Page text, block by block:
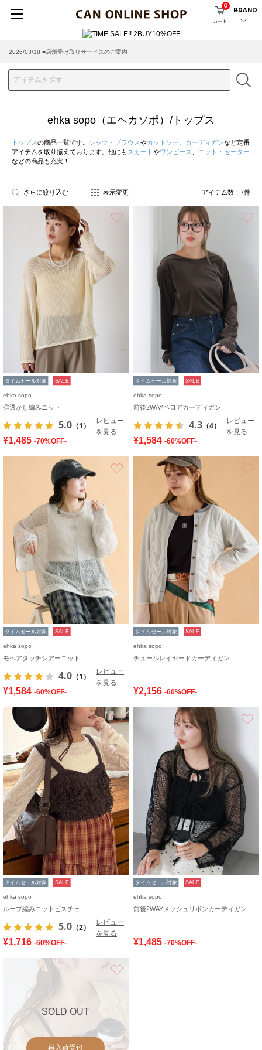
カート
0
BRAND
2026/03/18 ■店舗受け取りサービスのご案内
ehka sopo（エヘカソポ）/トップス
トップスの商品一覧です。 シャツ・ブラウスやカットソー カーディガンなど定番
アイテムを取り揃えております。他にも スカート やワンピース
ニット・セーター
などの商品も充実！
さらに絞り込む 表示変更 アイテム数： 7件
タイムセール対象 SALE
ehka sopo
◎透かし編みニット
5.0 （1）
レビュー
を見る
¥1,485 -70%OFF-
タイムセール対象 SALE
ehka sopo
前後2WAYベロアカーディガン
4.3 （4）
レビュー
を見る
¥1,584 -60%OFF-
お気に入り
タイムセール対象 SALE
ehka sopo
モヘアタッチシアーニット
4.0 （1）
レビュー
を見る
¥1,584 -60%OFF-
タイムセール対象 SALE
ehka sopo
チュールレイヤードカーディガン
¥2,156 -60%OFF-
お気に入り
タイムセール対象 SALE
ehka sopo
ループ編みニットビスチェ
5.0 （2）
レビュー
を見る
¥1,716 -60%OFF-
タイムセール対象 SALE
ehka sopo
前後2WAYメッシュリボンカーディガン
¥1,485 -70%OFF-
SOLD OUT
再入荷受付